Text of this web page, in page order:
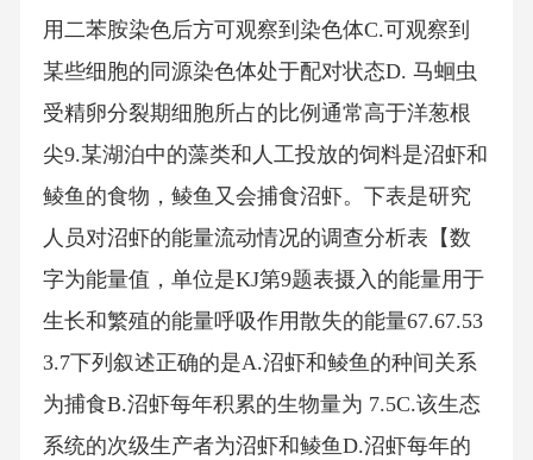
用二苯胺染色后方可观察到染色体C.可观察到
某些细胞的同源染色体处于配对状态D. 马蛔虫
受精卵分裂期细胞所占的比例通常高于洋葱根
尖9.某湖泊中的藻类和人工投放的饲料是沼虾和
鲮鱼的食物，鲮鱼又会捕食沼虾。下表是研究
人员对沼虾的能量流动情况的调查分析表【数
字为能量值，单位是KJ第9题表摄入的能量用于
生长和繁殖的能量呼吸作用散失的能量67.67.53
3.7下列叙述正确的是A.沼虾和鲮鱼的种间关系
为捕食B.沼虾每年积累的生物量为 7.5C.该生态
系统的次级生产者为沼虾和鲮鱼D.沼虾每年的